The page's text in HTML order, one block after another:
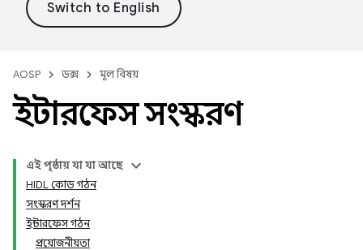
AOSP ডক্স মূল বিষয়
ইন্টারফেস সংস্করণ
এই পৃষ্ঠায় যা যা আছে
HIDL কোড গঠন
সংস্করণ দর্শন
ইন্টারফেস গঠন
প্রয়োজনীয়তা